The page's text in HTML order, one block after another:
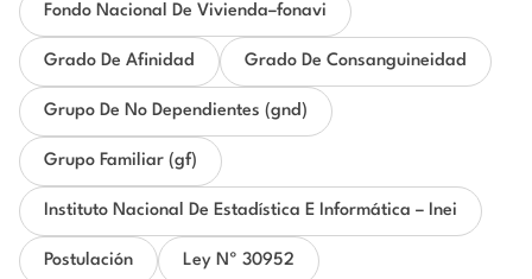
Fondo Nacional De Vivienda–fonavi
Grado De Afinidad Grado De Consanguineidad
Grupo De No Dependientes (gnd)
Grupo Familiar (gf)
Instituto Nacional De Estadística E Informática – Inei
Postulación Ley Nº 30952